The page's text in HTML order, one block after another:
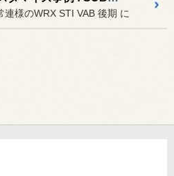
連様のWRX STI VAB 後期 に